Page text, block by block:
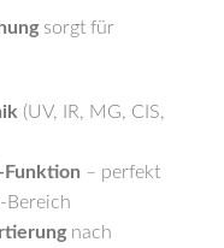
sorgt für
(UV, IR, MG, CIS,
– perfekt
Bereich
nach